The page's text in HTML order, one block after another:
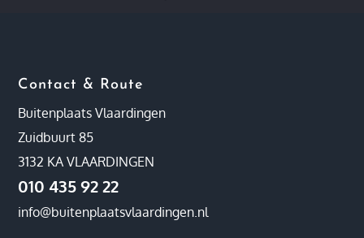
Contact & Route
Buitenplaats Vlaardingen
Zuidbuurt 85
3132 KA VLAARDINGEN
010 435 92 22
info@buitenplaatsvlaardingen.nl